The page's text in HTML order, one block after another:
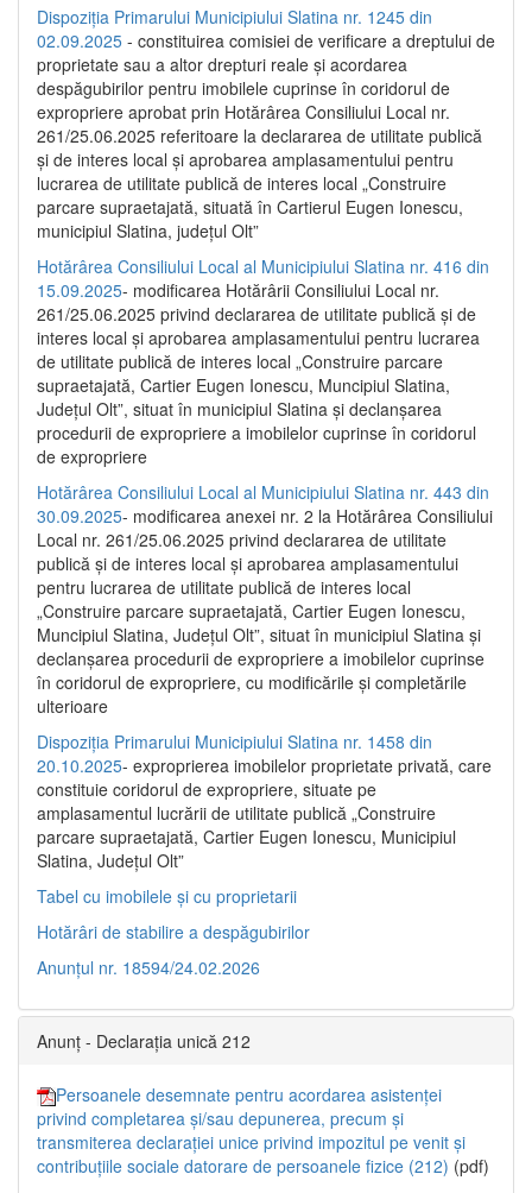
Dispoziția Primarului Municipiului Slatina nr. 1245 din
02.09.2025 - constituirea comisiei de verificare a dreptului de
proprietate sau a altor drepturi reale și acordarea
despăgubirilor pentru imobilele cuprinse în coridorul de
expropriere aprobat prin Hotărârea Consiliului Local nr.
261/25.06.2025 referitoare la declararea de utilitate publică
și de interes local și aprobarea amplasamentului pentru
lucrarea de utilitate publică de interes local „Construire
parcare supraetajată, situată în Cartierul Eugen Ionescu,
municipiul Slatina, județul Olt”
Hotărârea Consiliului Local al Municipiului Slatina nr. 416 din
15.09.2025- modificarea Hotărârii Consiliului Local nr.
261/25.06.2025 privind declararea de utilitate publică și de
interes local și aprobarea amplasamentului pentru lucrarea
de utilitate publică de interes local „Construire parcare
supraetajată, Cartier Eugen Ionescu, Muncipiul Slatina,
Județul Olt”, situat în municipiul Slatina și declanșarea
procedurii de expropriere a imobilelor cuprinse în coridorul
de expropriere
Hotărârea Consiliului Local al Municipiului Slatina nr. 443 din
30.09.2025- modificarea anexei nr. 2 la Hotărârea Consiliului
Local nr. 261/25.06.2025 privind declararea de utilitate
publică şi de interes local şi aprobarea amplasamentului
pentru lucrarea de utilitate publică de interes local
„Construire parcare supraetajată, Cartier Eugen Ionescu,
Muncipiul Slatina, Judeţul Olt”, situat în municipiul Slatina şi
declanşarea procedurii de expropriere a imobilelor cuprinse
în coridorul de expropriere, cu modificările şi completările
ulterioare
Dispoziția Primarului Municipiului Slatina nr. 1458 din
20.10.2025- exproprierea imobilelor proprietate privată, care
constituie coridorul de expropriere, situate pe
amplasamentul lucrării de utilitate publică „Construire
parcare supraetajată, Cartier Eugen Ionescu, Municipiul
Slatina, Județul Olt”
Tabel cu imobilele și cu proprietarii
Hotărâri de stabilire a despăgubirilor
Anunțul nr. 18594/24.02.2026
Anunț - Declarația unică 212
Persoanele desemnate pentru acordarea asistenței
privind completarea și/sau depunerea, precum și
transmiterea declarației unice privind impozitul pe venit și
contribuțiile sociale datorare de persoanele fizice (212) (pdf)